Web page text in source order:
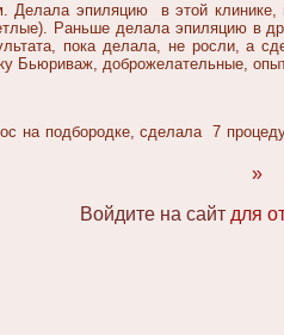
Делала эпиляцию в этой клинике,
Раньше делала эпиляцию в
пока делала, не росли, а
Бьюриваж, доброжелательные,
на подбородке, сделала 7
»
Войдите на сайтдля